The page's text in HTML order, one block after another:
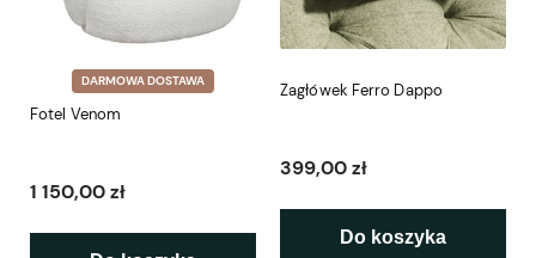
DARMOWA DOSTAWA
Fotel Venom
1 150,00 zł
Zagłówek Ferro Dappo
399,00 zł
Do koszyka